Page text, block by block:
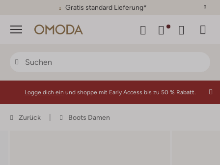
30 Tage Rückgaberecht
Menü
Logge dich ein und shoppe mit Early Access bis zu 50 % Rabatt.
Zurück Boots Damen